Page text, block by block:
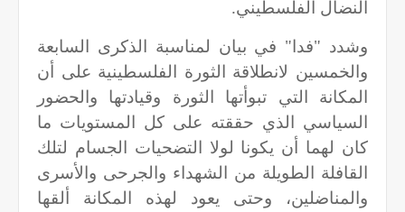
النضال الفلسطيني.
وشدد "فدا" في بيان لمناسبة الذكرى السابعة
والخمسين لانطلاقة الثورة الفلسطينية على أن
المكانة التي تبوأتها الثورة وقيادتها والحضور
السياسي الذي حققته على كل المستويات ما
كان لهما أن يكونا لولا التضحيات الجسام لتلك
القافلة الطويلة من الشهداء والجرحى والأسرى
والمناضلين، وحتى يعود لهذه المكانة ألقها